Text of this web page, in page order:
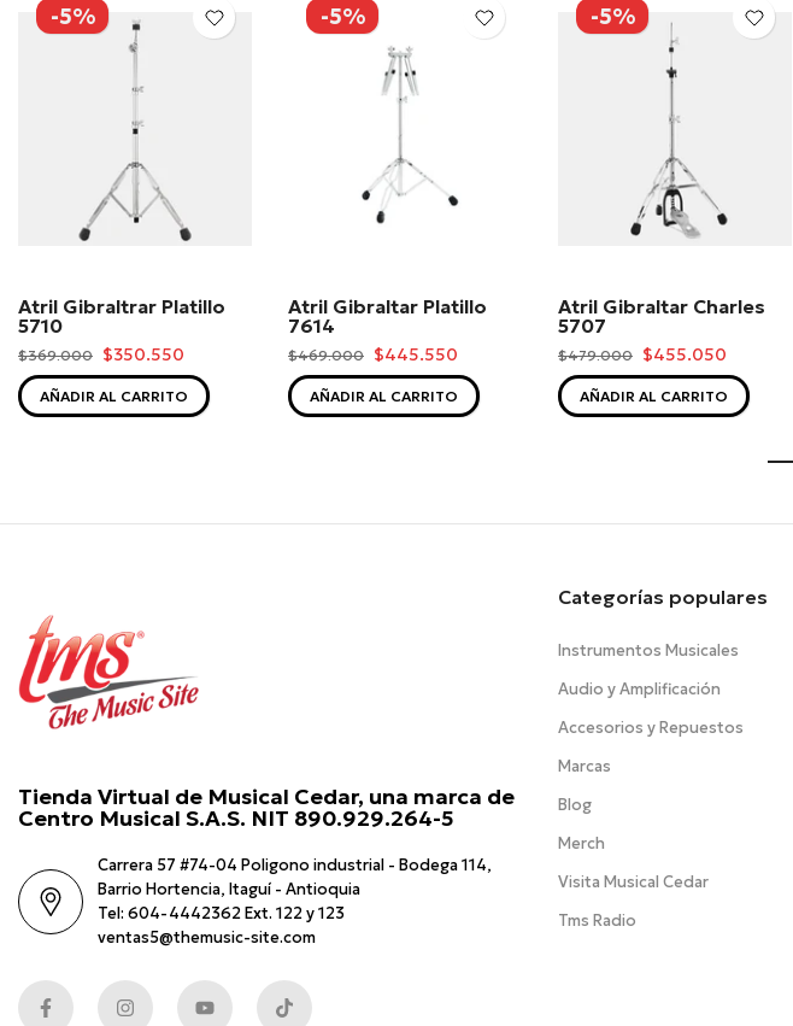
-5%
Atril Gibraltrar Platillo
5710
$369.000 $350.550
AÑADIR AL CARRITO
-5%
Atril Gibraltar Platillo
7614
$469.000 $445.550
AÑADIR AL CARRITO
-5%
Atril Gibraltar Charles
5707
$479.000 $455.050
AÑADIR AL CARRITO
Tienda Virtual de Musical Cedar, una marca de
Centro Musical S.A.S. NIT 890.929.264-5
Carrera 57 #74-04 Poligono industrial - Bodega 114,
Barrio Hortencia, Itaguí - Antioquia
Tel: 604-4442362 Ext. 122 y 123
ventas5@themusic-site.com
Categorías populares
Instrumentos Musicales
Audio y Amplificación
Accesorios y Repuestos
Marcas
Blog
Merch
Visita Musical Cedar
Tms Radio